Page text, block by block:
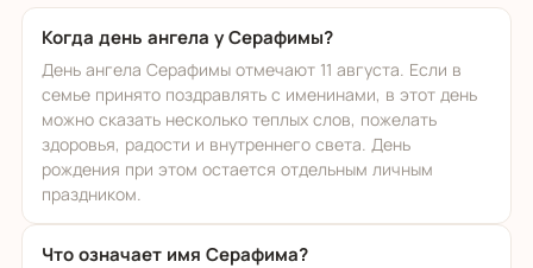
Когда день ангела у Серафимы?
День ангела Серафимы отмечают 11 августа. Если в
семье принято поздравлять с именинами, в этот день
можно сказать несколько теплых слов, пожелать
здоровья, радости и внутреннего света. День
рождения при этом остается отдельным личным
праздником.
Что означает имя Серафима?